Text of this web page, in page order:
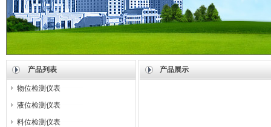
产品列表
物位检测仪表
液位检测仪表
料位检测仪表
产品展示